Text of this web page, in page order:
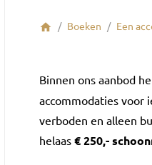
home Boeken Een
Binnen ons aanbod
accommodaties voor
verboden en alleen
helaas € 250,-